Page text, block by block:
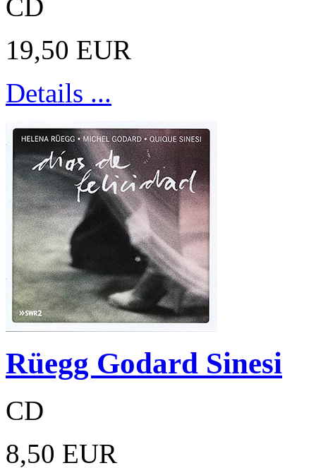
CD
19,50 EUR
Details ...
Rüegg Godard Sinesi
CD
8,50 EUR